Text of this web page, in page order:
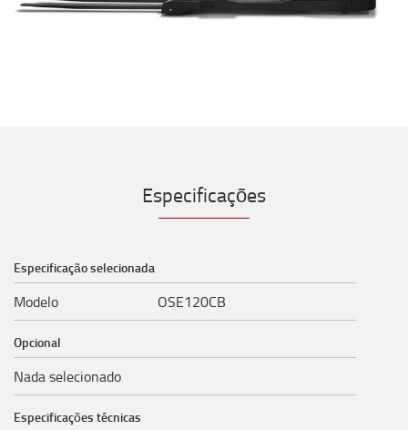
Especificações
Especificação selecionada
Modelo OSE120CB
Opcional
Nada selecionado
Especificações técnicas